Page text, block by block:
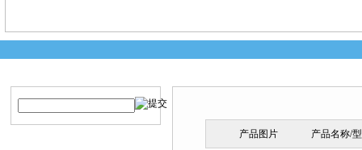
产品图片 产品名称/